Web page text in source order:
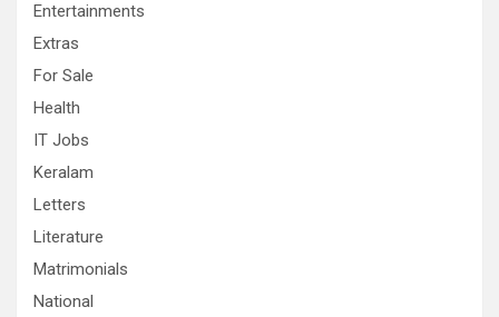
Entertainments
Extras
For Sale
Health
IT Jobs
Keralam
Letters
Literature
Matrimonials
National